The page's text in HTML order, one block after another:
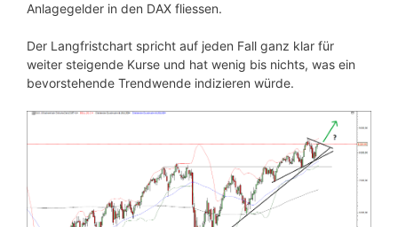
Anlagegelder in den DAX fliessen.
Der Langfristchart spricht auf jeden Fall ganz klar für
weiter steigende Kurse und hat wenig bis nichts, was ein
bevorstehende Trendwende indizieren würde.